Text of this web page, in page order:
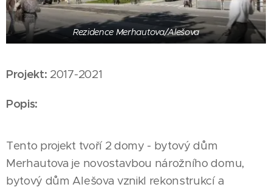
Rezidence Merhautova/Alešova
Projekt: 2017-2021
Popis:
Tento projekt tvoří 2 domy - bytový dům
Merhautova je novostavbou nárožního domu,
bytový dům Alešova vznikl rekonstrukcí a